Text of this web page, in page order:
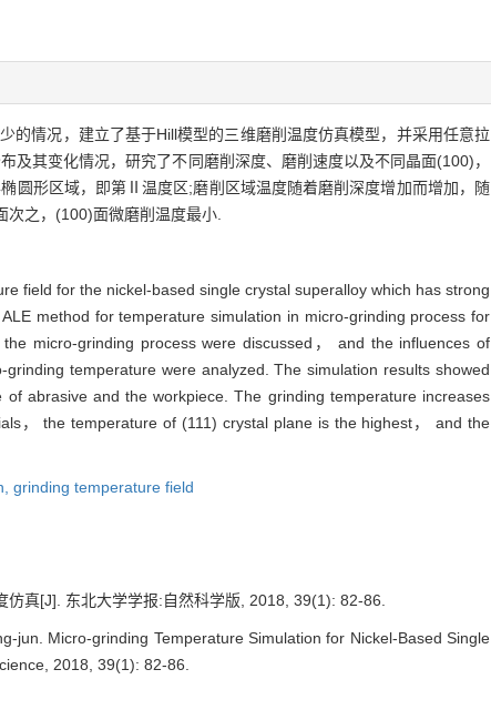
的情况，建立了基于Hill模型的三维磨削温度仿真模型，并采用任意拉
其变化情况，研究了不同磨削深度、磨削速度以及不同晶面(100)，
圆形区域，即第Ⅱ温度区;磨削区域温度随着磨削深度增加而增加，随
次之，(100)面微磨削温度最小.
field for the nickel-based single crystal superalloy which has strong
method for temperature simulation in micro-grinding process for
micro-grinding process were discussed， and the influences of
temperature were analyzed. The simulation results showed
abrasive and the workpiece. The grinding temperature increases
， the temperature of (111) crystal plane is the highest， and the
grinding temperature field
真[J]. 东北大学学报:自然科学版, 2018, 39(1): 82-86.
jun. Micro-grinding Temperature Simulation for Nickel-Based Single
2018, 39(1): 82-86.